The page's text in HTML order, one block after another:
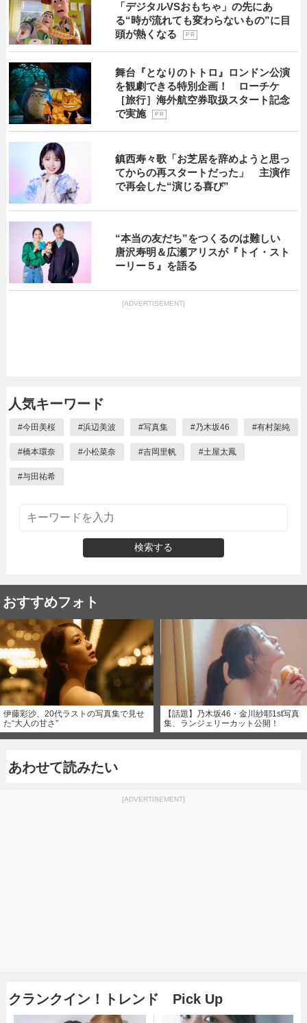
「デジタルVSおもちゃ」の先にあ
る“時が流れても変わらないもの”に目
頭が熱くなる
P R
舞台『となりのトトロ』ロンドン公演
を観劇できる特別企画！ ローチケ
［旅行］海外航空券取扱スタート記念
で実施
P R
鎮西寿々歌「お芝居を辞めようと思っ
てからの再スタートだった」 主演作
で再会した“演じる喜び”
“本当の友だち”をつくるのは難しい
唐沢寿明＆広瀬アリスが『トイ・スト
ーリー５』を語る
[ADVERTISEMENT]
人気キーワード
#今田美桜 #浜辺美波 #写真集 #乃木坂46 #有村架純
#橋本環奈 #小松菜奈 #吉岡里帆 #土屋太鳳
#与田祐希
検索する
おすすめフォト
伊藤彩沙、20代ラストの写真集で見せ
た“大人の甘さ”
【話題】乃木坂46・金川紗耶1st写真
集、ランジェリーカット公開！
あわせて読みたい
[ADVERTISEMENT]
クランクイン！トレンド Pick Up